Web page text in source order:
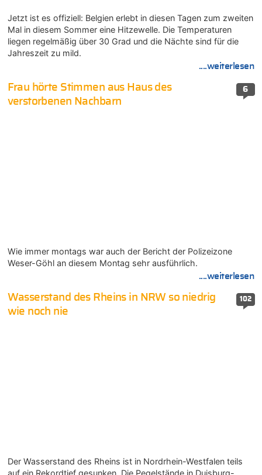
Jetzt ist es offiziell: Belgien erlebt in diesen Tagen zum zweiten
Mal in diesem Sommer eine Hitzewelle. Die Temperaturen
liegen regelmäßig über 30 Grad und die Nächte sind für die
Jahreszeit zu mild.
....weiterlesen
6
Frau hörte Stimmen aus Haus des
verstorbenen Nachbarn
Wie immer montags war auch der Bericht der Polizeizone
Weser-Göhl an diesem Montag sehr ausführlich.
....weiterlesen
102
Wasserstand des Rheins in NRW so niedrig
wie noch nie
Der Wasserstand des Rheins ist in Nordrhein-Westfalen teils